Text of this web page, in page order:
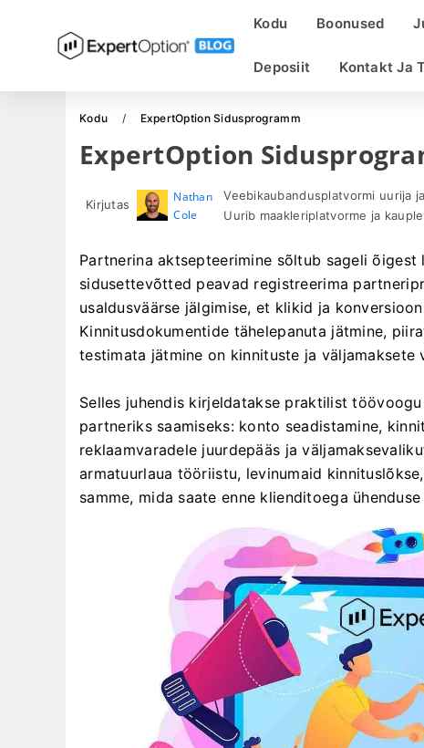
Kodu Boonused
Deposiit Kontakt Ja
Kodu ExpertOption Sidusprogramm
ExpertOption
Kirjutas
Nathan
Cole
Veebikaubandusplatvormi uurija
Uurib maakleriplatvorme ja
Partnerina aktsepteerimine sõltub sageli
sidusettevõtted peavad registreerima
usaldusväärse jälgimise, et klikid ja
Kinnitusdokumentide tähelepanuta jätmine,
testimata jätmine on kinnituste ja väljamaksete
Selles juhendis kirjeldatakse praktilist
partneriks saamiseks: konto seadistamine,
reklaamvaradele juurdepääs ja
armatuurlaua tööriistu, levinumaid
samme, mida saate enne klienditoega